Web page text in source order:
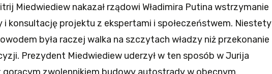
Miedwiediew nakazał rządowi Władimira Putina wstrzymanie
konsultację projektu z ekspertami i społeczeństwem. Niestety
była raczej walka na szczytach władzy niż przekonanie
Prezydent Miedwiediew uderzył w ten sposób w Jurija